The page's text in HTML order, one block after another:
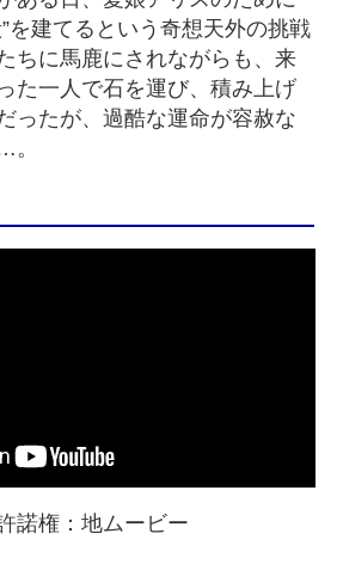
を建てるという奇想天外の挑戦
ちに馬鹿にされながらも、来
た一人で石を運び、積み上げ
ったが、過酷な運命が容赦な
。
諾権：地ムービー